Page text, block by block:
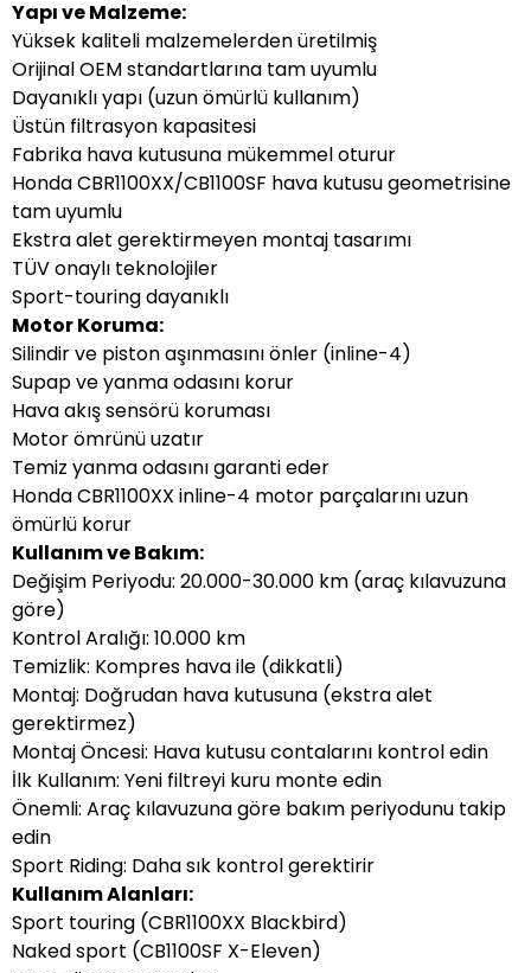
Yapı ve Malzeme:
Yüksek kaliteli malzemelerden üretilmiş
Orijinal OEM standartlarına tam uyumlu
Dayanıklı yapı (uzun ömürlü kullanım)
Üstün filtrasyon kapasitesi
Fabrika hava kutusuna mükemmel oturur
Honda CBR1100XX/CB1100SF hava kutusu geometrisine
tam uyumlu
Ekstra alet gerektirmeyen montaj tasarımı
TÜV onaylı teknolojiler
Sport-touring dayanıklı
Motor Koruma:
Silindir ve piston aşınmasını önler (inline-4)
Supap ve yanma odasını korur
Hava akış sensörü koruması
Motor ömrünü uzatır
Temiz yanma odasını garanti eder
Honda CBR1100XX inline-4 motor parçalarını uzun
ömürlü korur
Kullanım ve Bakım:
Değişim Periyodu: 20.000-30.000 km (araç kılavuzuna
göre)
Kontrol Aralığı: 10.000 km
Temizlik: Kompres hava ile (dikkatli)
Montaj: Doğrudan hava kutusuna (ekstra alet
gerektirmez)
Montaj Öncesi: Hava kutusu contalarını kontrol edin
İlk Kullanım: Yeni filtreyi kuru monte edin
Önemli: Araç kılavuzuna göre bakım periyodunu takip
edin
Sport Riding: Daha sık kontrol gerektirir
Kullanım Alanları:
Sport touring (CBR1100XX Blackbird)
Naked sport (CB1100SF X-Eleven)